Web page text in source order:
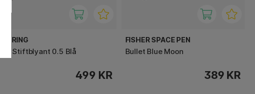
ROTRING
600 Stiftblyant 0.5 Blå
499 KR
FISHER SPACE PEN
Bullet Blue Moon
389 KR